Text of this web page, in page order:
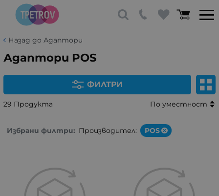
Назад до Адаптори
Адаптори POS
ФИЛТРИ
29 Продукта По уместност
Избрани филтри: Производител: POS